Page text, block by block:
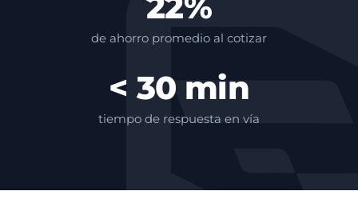
de ahorro promedio al cotizar
< 30 min
tiempo de respuesta en vía